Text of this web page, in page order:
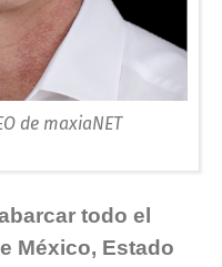
de maxiaNET
todo el
México, Estado